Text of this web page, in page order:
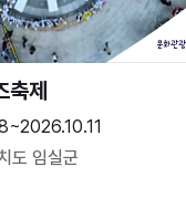
축제
도 임실군